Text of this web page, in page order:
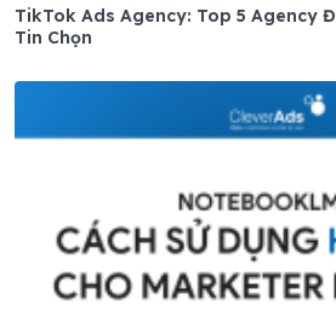
TikTok Ads Agency: Top 5 Agency
Tin Chọn